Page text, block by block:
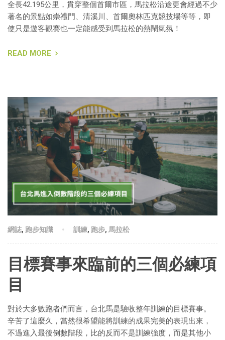
全長42.195公里，貫穿整個首爾市區，馬拉松沿途更會經過不少
著名的景點如崇禮門、清溪川、首爾奧林匹克競技場等等， 即
使只是遊客觀賽也一定能感受到馬拉松的熱鬧氣氛！
READ MORE
網誌, 跑步知識 訓練, 跑步, 馬拉松
目標賽事來臨前的三個必練項
目
對於大多數跑者們而言，台北馬是驗收整年訓練的目標賽事。
辛苦了這麼久，當然很希望能將訓練的成果完美的表現出來，
不過進入最後倒數階段，比的反而不是訓練強度，而是其他小